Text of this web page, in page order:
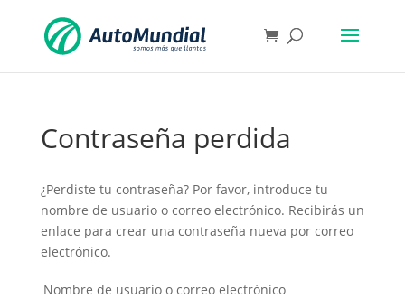
Contraseña perdida
¿Perdiste tu contraseña? Por favor, introduce tu
nombre de usuario o correo electrónico. Recibirás un
enlace para crear una contraseña nueva por correo
electrónico.
Nombre de usuario o correo electrónico